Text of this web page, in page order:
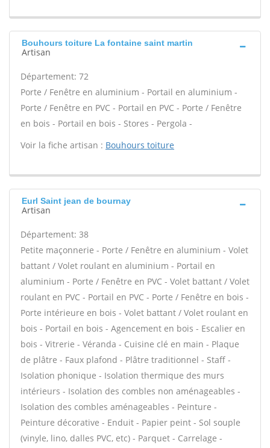
Bouhours toiture La fontaine saint martin
Artisan
Département: 72
Porte / Fenêtre en aluminium - Portail en aluminium -
Porte / Fenêtre en PVC - Portail en PVC - Porte / Fenêtre
en bois - Portail en bois - Stores - Pergola -
Voir la fiche artisan : Bouhours toiture
Eurl Saint jean de bournay
Artisan
Département: 38
Petite maçonnerie - Porte / Fenêtre en aluminium - Volet
battant / Volet roulant en aluminium - Portail en
aluminium - Porte / Fenêtre en PVC - Volet battant / Volet
roulant en PVC - Portail en PVC - Porte / Fenêtre en bois -
Porte intérieure en bois - Volet battant / Volet roulant en
bois - Portail en bois - Agencement en bois - Escalier en
bois - Vitrerie - Véranda - Cuisine clé en main - Plaque
de plâtre - Faux plafond - Plâtre traditionnel - Staff -
Isolation phonique - Isolation thermique des murs
intérieurs - Isolation des combles non aménageables -
Isolation des combles aménageables - Peinture -
Peinture décorative - Enduit - Papier peint - Sol souple
(vinyle, lino, dalles PVC, etc) - Parquet - Carrelage -